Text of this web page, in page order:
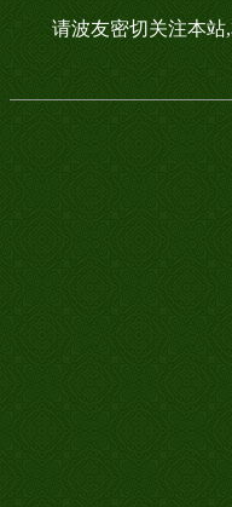
请波友密切关注本